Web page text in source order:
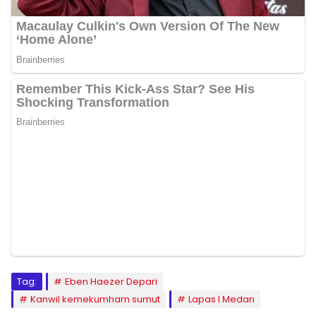
Tag:
Eben Haezer Depari
Kanwil kemekumham sumut
Lapas I Medan